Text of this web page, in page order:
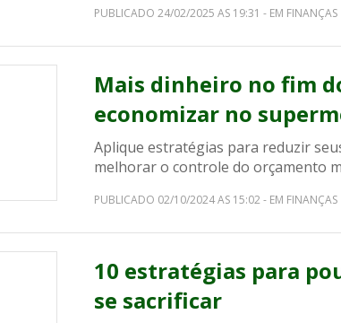
PUBLICADO 24/02/2025 AS 19:31 - EM FINANÇAS
Mais dinheiro no fim
economizar no
Aplique estratégias para reduzir
melhorar o controle do orçamento
PUBLICADO 02/10/2024 AS 15:02 - EM FINANÇAS
10 estratégias para
se sacrificar